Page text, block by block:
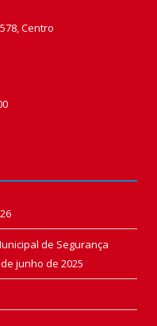
Centro
de Segurança
junho de 2025